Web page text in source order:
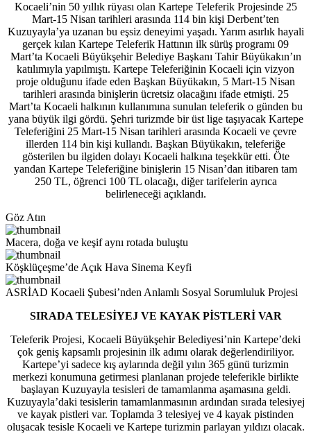
Kocaeli’nin 50 yıllık rüyası olan Kartepe Teleferik Projesinde 25
Mart-15 Nisan tarihleri arasında 114 bin kişi Derbent’ten
Kuzuyayla’ya uzanan bu eşsiz deneyimi yaşadı. Yarım asırlık hayali
gerçek kılan Kartepe Teleferik Hattının ilk sürüş programı 09
Mart’ta Kocaeli Büyükşehir Belediye Başkanı Tahir Büyükakın’ın
katılımıyla yapılmıştı. Kartepe Teleferiğinin Kocaeli için vizyon
proje olduğunu ifade eden Başkan Büyükakın, 5 Mart-15 Nisan
tarihleri arasında binişlerin ücretsiz olacağını ifade etmişti. 25
Mart’ta Kocaeli halkının kullanımına sunulan teleferik o günden bu
yana büyük ilgi gördü. Şehri turizmde bir üst lige taşıyacak Kartepe
Teleferiğini 25 Mart-15 Nisan tarihleri arasında Kocaeli ve çevre
illerden 114 bin kişi kullandı. Başkan Büyükakın, teleferiğe
gösterilen bu ilgiden dolayı Kocaeli halkına teşekkür etti. Öte
yandan Kartepe Teleferiğine binişlerin 15 Nisan’dan itibaren tam
250 TL, öğrenci 100 TL olacağı, diğer tarifelerin ayrıca
belirleneceği açıklandı.
Göz Atın
Macera, doğa ve keşif aynı rotada buluştu
Köşklüçeşme’de Açık Hava Sinema Keyfi
ASRİAD Kocaeli Şubesi’nden Anlamlı Sosyal Sorumluluk Projesi
SIRADA TELESİYEJ VE KAYAK PİSTLERİ VAR
Teleferik Projesi, Kocaeli Büyükşehir Belediyesi’nin Kartepe’deki
çok geniş kapsamlı projesinin ilk adımı olarak değerlendiriliyor.
Kartepe’yi sadece kış aylarında değil yılın 365 günü turizmin
merkezi konumuna getirmesi planlanan projede teleferikle birlikte
başlayan Kuzuyayla tesisleri de tamamlanma aşamasına geldi.
Kuzuyayla’daki tesislerin tamamlanmasının ardından sırada telesiyej
ve kayak pistleri var. Toplamda 3 telesiyej ve 4 kayak pistinden
oluşacak tesisle Kocaeli ve Kartepe turizmin parlayan yıldızı olacak.